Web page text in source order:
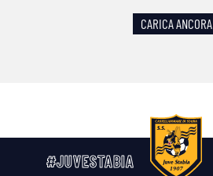
CARICA ANCORA
#JUVESTABIA